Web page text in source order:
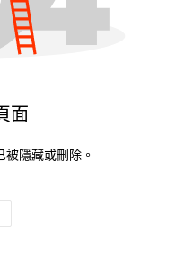
面
隱藏或刪除。